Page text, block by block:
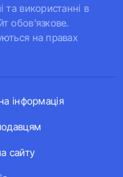
використанні в
обов'язкове.
на правах
інформація
сайту